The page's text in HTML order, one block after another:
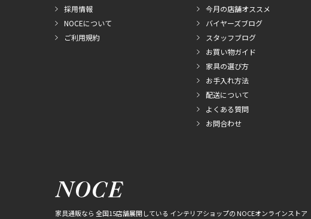
採用情報
NOCEについて
ご利用規約
今月の店舗オススメ
バイヤーズブログ
スタッフブログ
お買い物ガイド
家具の選び方
お手入れ方法
配送について
よくある質問
お問合わせ
家具通販なら 全国15店舗展開している インテリアショップの NOCEオンラインストア